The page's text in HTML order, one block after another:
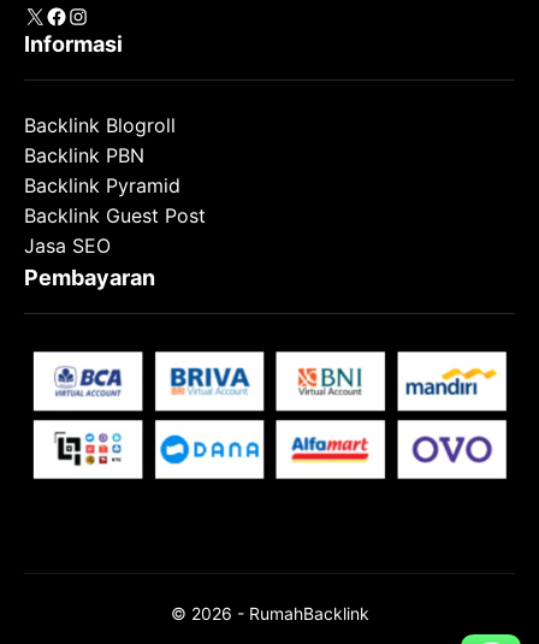
X Facebook
Instagram
Informasi
Backlink Blogroll
Backlink PBN
Backlink Pyramid
Backlink Guest Post
Jasa SEO
Pembayaran
© 2026 - RumahBacklink